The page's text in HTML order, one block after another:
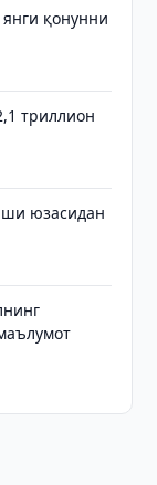
қонунни
триллион
юзасидан